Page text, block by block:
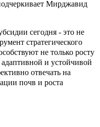
Мирджавид
сегодня - это не
стратегического
не только росту
и устойчивой
отвечать на
почв и роста